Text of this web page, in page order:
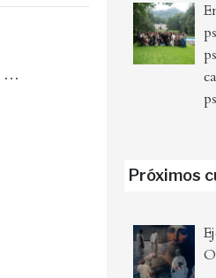
…
Próximos